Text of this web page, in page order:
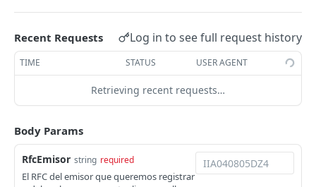
Cancela CFDI con Acuse Externo
Consulta Peticiones Pendientes CFDI POST
Acepta Rechaza CFDI
Consulta Estatus SAT
Consulta Estatus SAT Externo POST
Consulta Cfdis Relacionados Receptor
Consulta Cfdis Relacionados Emisor POST
Timbrado de Retenciones
Consulta de Retenciones
Obtiene Retencion
POST
Cancelación de Retenciones
Cancela Retención
POST
UTILERÍAS
Codificación Base64
Powered by
Recent Requests Log in to see full request history
TIME STATUS USER AGENT
Retrieving recent requests…
Body Params
RfcEmisor string required
El RFC del emisor que queremos registrar